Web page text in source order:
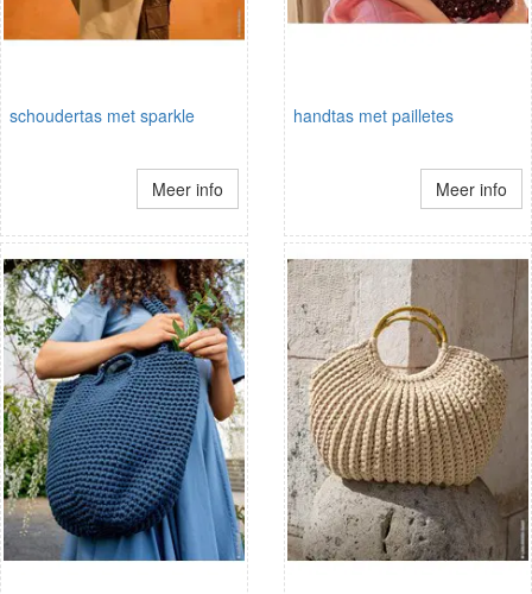
schoudertas met sparkle
Meer info
handtas met pailletes
Meer info